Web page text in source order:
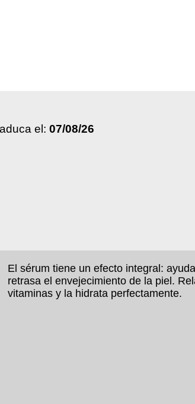
el: 07/08/26
El sérum tiene un efecto integral:
retrasa el envejecimiento de la piel.
vitaminas y la hidrata perfectamente.